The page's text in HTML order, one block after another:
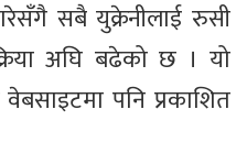
सबै युक्रेनीलाई रुसी
अघि बढेको छ । यो
पनि प्रकाशित